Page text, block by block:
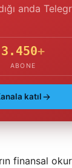
anda
3.450+
ABONE
katıl
finansal